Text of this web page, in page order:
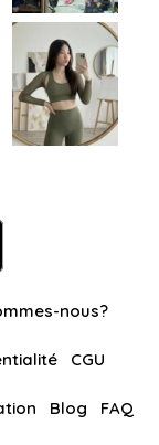
nous?
CGU
Blog FAQ